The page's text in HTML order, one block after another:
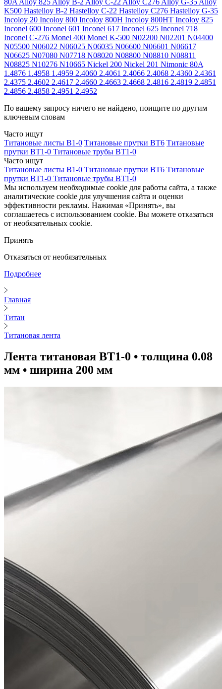
80A Alloy 825 Alloy B-2 Alloy C-22 Alloy C276 Alloy G-35 Alloy
K500 Hastelloy B-2 Hastelloy C-22 Hastelloy C276 Hastelloy G-35
Incoloy 20 Incoloy 800 Incoloy 800H Incoloy 800HT Incoloy 825
Inconel 600 Inconel 601 Inconel 617 Inconel 625 Inconel 718
Inconel C-276 Monel 400 Monel K-500 N02200 N02201 N04400
N05500 N06022 N06025 N06035 N06600 N06601 N06617
N06625 N07080 N07718 N08020 N08800 N08810 N08811
N08825 N10276 N10665 Nickel 200 Nickel 201 Nimonic 80A
1.4876 1.4958 1.4959 2.4060 2.4061 2.4066 2.4068 2.4360 2.4361
2.4375 2.4602 2.4617 2.4660 2.4663 2.4668 2.4816 2.4819 2.4851
2.4856 2.4858 2.4951 2.4952
По вашему запросу ничего не найдено, поищите по другим
ключевым словам
Часто ищут
Титановые листы В1-0 Титановые прутки ВТ6 Титановые
прутки ВТ1-0 Титановые трубы ВТ1-0
Часто ищут
Титановые листы В1-0 Титановые прутки ВТ6 Титановые
прутки ВТ1-0 Титановые трубы ВТ1-0
Мы используем необходимые cookie для работы сайта, а также
аналитические cookie для улучшения сайта и оценки
эффективности рекламы. Нажимая «Принять», вы
соглашаетесь с использованием cookie. Вы можете отказаться
от необязательных cookie.
Принять
Отказаться от необязательных
Подробнее
Главная
Титан
Титановая лента
Лента титановая ВТ1-0 • толщина 0.08
мм • ширина 200 мм